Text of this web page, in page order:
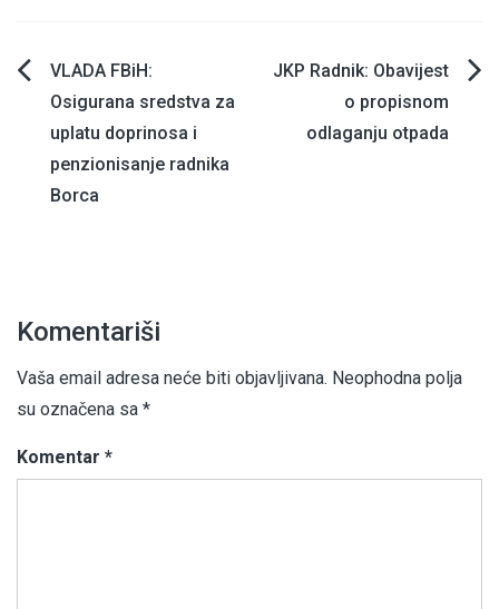
Navigacija
članaka
VLADA FBiH:
Osigurana sredstva za
uplatu doprinosa i
penzionisanje radnika
Borca
JKP Radnik: Obavijest
o propisnom
odlaganju otpada
Komentariši
Vaša email adresa neće biti objavljivana. Neophodna polja
su označena sa *
Komentar *